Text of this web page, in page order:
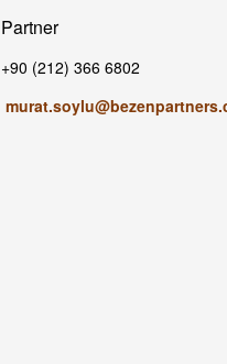
Partner
+90 (212) 366 6802